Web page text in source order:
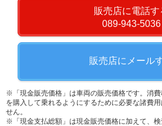
販売店に電話す
089-943-5036
販売店にメール
※「現金販売価格」は車両の販売価格です。消
を購入して乗れるようにするために必要な諸費
せん。
※「現金支払総額」は現金販売価格に加えて、